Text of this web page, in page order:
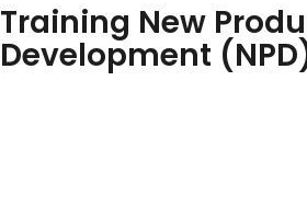
Training New
Development